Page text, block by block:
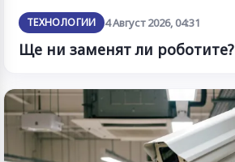
ТЕХНОЛОГИИ 4 Август 2026, 04:31
Ще ни заменят ли роботите?